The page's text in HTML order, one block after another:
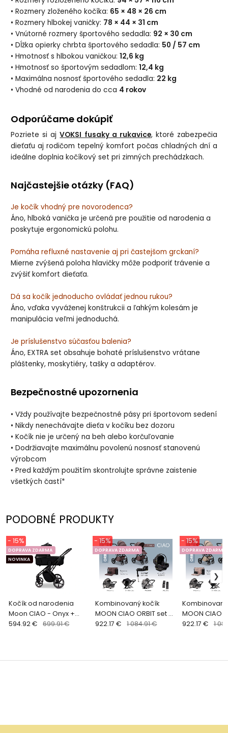
• Rozmery zloženého kočíka: 65 × 48 × 26 cm
• Rozmery hlbokej vaničky: 78 × 44 × 31 cm
• Vnútorné rozmery športového sedadla: 92 × 30 cm
• Dĺžka opierky chrbta športového sedadla: 50 / 57 cm
• Hmotnosť s hlbokou vaničkou:12,6 kg
• Hmotnosť so športovým sedadlom:12,4 kg
• Maximálna nosnosť športového sedadla: 22 kg
• Vhodné od narodenia do cca 4 rokov
Odporúčame dokúpiť
Pozriete si ajVOKSI fusaky a rukavice, ktoré zabezpečia
dieťaťu aj rodičom tepelný komfort počas chladných dní a
ideálne doplnia kočíkový set pri zimných prechádzkach.
Najčastejšie otázky (FAQ)
Je kočík vhodný pre novorodenca?
Áno, hlboká vanička je určená pre použitie od narodenia a
poskytuje ergonomickú polohu.
Pomáha refluxné nastavenie aj pri častejšom grckaní?
Mierne zvýšená poloha hlavičky môže podporiť trávenie a
zvýšiť komfort dieťaťa.
Dá sa kočík jednoducho ovládať jednou rukou?
Áno, vďaka vyváženej konštrukcii a ľahkým kolesám je
manipulácia veľmi jednoduchá.
Je príslušenstvo súčasťou balenia?
Áno, EXTRA set obsahuje bohaté príslušenstvo vrátane
pláštenky, moskytiéry, tašky a adaptérov.
Bezpečnostné upozornenia
• Vždy používajte bezpečnostné pásy pri športovom sedení
• Nikdy nenechávajte dieťa v kočíku bez dozoru
• Kočík nie je určený na beh alebo korčuľovanie
• Dodržiavajte maximálnu povolenú nosnosť stanovenú
výrobcom
• Pred každým použitím skontrolujte správne zaistenie
všetkých častí*
PODOBNÉ PRODUKTY
Kočík od narodenia
Moon CIAO - Onyx +
držiak na nápoj ako
DOPRAVA ZDARMA
NOVINKA
- 15%
594.92 € 699.91 €
Kombinovaný kočík
MOON CIAO ORBIT set -
TONKA + držiak na nápoj
DOPRAVA ZDARMA
- 15%
922.17 € 1 084.91 €
MOON CIAO
SAND +
DOPRAVA ZDARMA
- 15%
922.17 € 1